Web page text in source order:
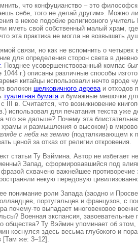
что конфуцианство – это
себе, того не делай другим». Можно
в некое подобие религиозного
иметь свой собственный малый храм,
эта практика не могла не возвышать
связи, но как не вспомнить о
для определения сторон света в
. Позднее усовершенствованный компас
1044 г.) описаны различные способы
китайцы использовали нечто вроде
волокон шелковичного дереваи отходов
туалетная бумагаи бумажные мешочки
III в. Считается, что возникновение
использовал для печатания текста уже
что же дальше? Почему эта
и размышления о высоком) в
с неба на землю (подталкивающем к
ценой за отказ от религии откровения.
статьи Ту Вэймина. Автор не избегает
Запад, сформировавшийся под
схвачено важнейшее противоречие
некую передовую
понимание роли Запада (заодно и
португальцев и французов, с
почему-то выпадает многовековое
Военная экспансия,
общества? Ту Вэймин упоминает об
коснулся здесь весьма глубокого и
[Там же: 3–12].